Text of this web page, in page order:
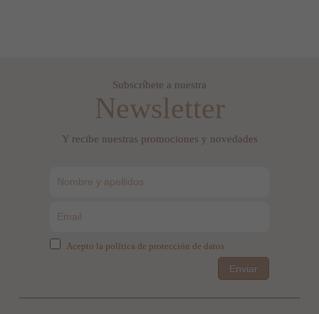
Subscríbete a nuestra
Newsletter
Y recibe nuestras promociones y novedades
Acepto la política de protección de datos
Enviar